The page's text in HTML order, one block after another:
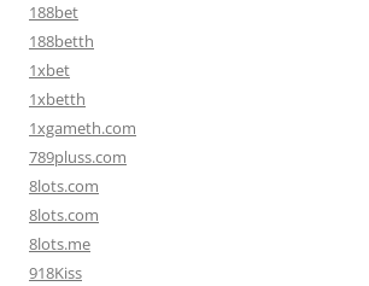
188bet
188betth
1xbet
1xbetth
1xgameth.com
789pluss.com
8lots.com
8lots.com
8lots.me
918Kiss